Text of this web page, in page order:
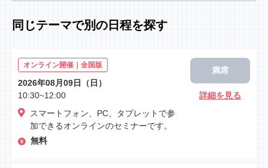
同じテーマで別の日程を探す
オンライン開催｜全国版
2026年08月09日（日）
10:30~12:00
スマートフォン、PC、タブレットで参
加できるオンラインのセミナーです。
無料
満席
詳細を見る